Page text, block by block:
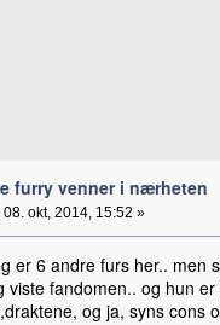
furry venner i nærheten
08. okt, 2014, 15:52 »
er 6 andre furs her..
viste fandomen.. og hun
og ja, syns cons